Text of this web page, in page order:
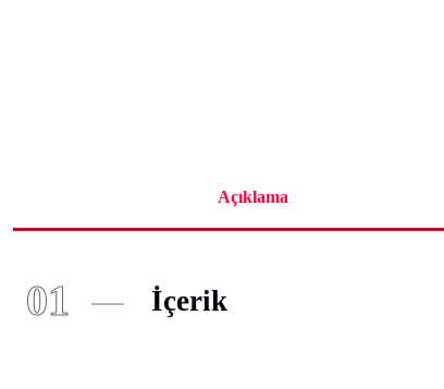
Açıklama
01 İçerik